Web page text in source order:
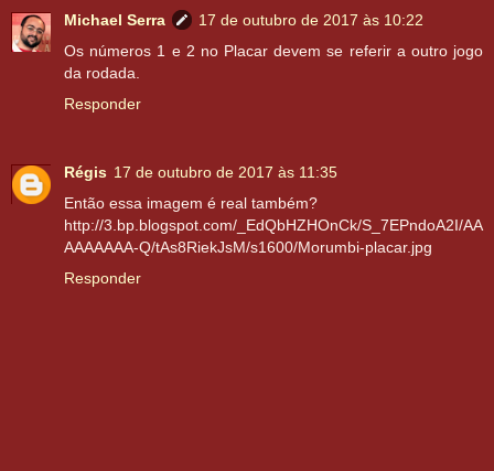
Michael Serra
17 de outubro de 2017 às 10:22
Os números 1 e 2 no Placar devem se referir a outro jogo
da rodada.
Responder
Régis 17 de outubro de 2017 às 11:35
Então essa imagem é real também?
http://3.bp.blogspot.com/_EdQbHZHOnCk/S_7EPndoA2I/AA
AAAAAAA-Q/tAs8RiekJsM/s1600/Morumbi-placar.jpg
Responder